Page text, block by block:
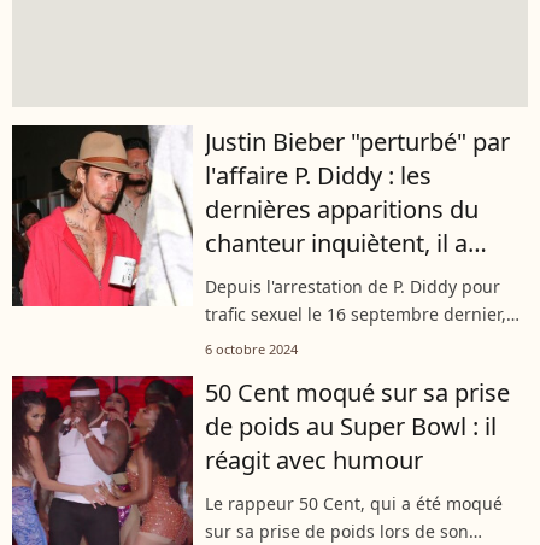
Justin Bieber "perturbé" par
l'affaire P. Diddy : les
dernières apparitions du
chanteur inquiètent, il a
perdu beaucoup de poids
(PHOTOS)
Depuis l'arrestation de P. Diddy pour
trafic sexuel le 16 septembre dernier,
Justin Bieber semble sous pression.
chanteur de 30 ans affiche une...
6 octobre 2024
50 Cent moqué sur sa prise
de poids au Super Bowl : il
réagit avec humour
Le rappeur 50 Cent, qui a été moqué
sur sa prise de poids lors de son